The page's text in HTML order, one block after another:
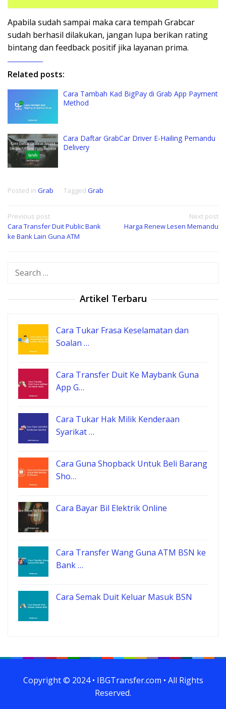
Apabila sudah sampai maka cara tempah Grabcar
sudah berhasil dilakukan, jangan lupa berikan rating
bintang dan feedback positif jika layanan prima.
Related posts:
Cara Tambah Kad BigPay di Grab App Payment
Method
Cara Daftar GrabCar Driver E-Hailing Pemandu
Delivery
Posted in Grab Tagged Grab
Post
navigation
Previous post
Cara Transfer Duit Public Bank
ke Bank Lain Guna ATM
Next post
Harga Renew Lesen Memandu
Search
Artikel Terbaru
Cara Tukar Frasa Keselamatan dan
Soalan …
Cara Transfer Duit Ke Maybank Guna
App G…
Cara Tukar Hak Milik Kenderaan
Syarikat …
Cara Guna Shopback Untuk Beli Barang
Sho…
Cara Bayar Bil Elektrik Online
Cara Transfer Wang Guna ATM BSN ke
Bank …
Cara Semak Duit Keluar Masuk BSN
Copyright © 2024 • IBGTransfer.com • All Rights
Reserved.